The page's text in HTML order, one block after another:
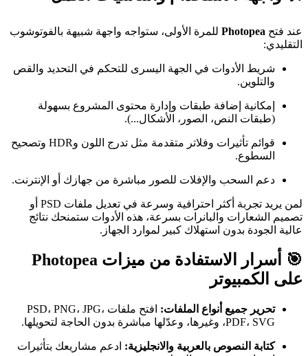
عند فتح Photopea للمرة الأولى، ستواجه واجهة شبيهة بالفوتوشوب
التقليدي:
شريط الأدوات في الجهة اليسرى للتحكم في التحديد والقص
والتلوين.
إمكانية إضافة طبقات وإدارة محتوى المشروع بسهولة
(طبقات النص، الصور، الأشكال...).
قوائم تأثيرات وفلاتر متقدمة مثل تدرج اللون وHDR وتصحيح
السطوع.
دعم السحب والإفلات للصور مباشرة من جهازك أو الإنترنت.
لمن يريد تجربة أكثر احترافية وسرعة في تعديل ملفات PSD أو
تصميم الشعارات والبانرات بسرعة، هذه الأدوات ستمنحك نتائج
عالية الجودة بدون استهلاك كبير لموارد الجهاز.
🎯 أسرار الاستفادة من ميزات Photopea
على الكمبيوتر
تحرير جميع أنواع الملفات:
افتح ملفات PSD، PNG، JPG،
PDF، SVG، وغيرها، وعدّلها مباشرة بدون الحاجة لتحويلها.
كتابة النصوص بالعربية والانجليزية: ادعم مشاريعك بتأثيرات